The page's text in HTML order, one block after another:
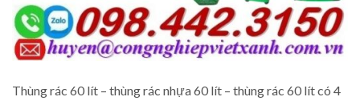
Thùng rác 60 lít – thùng rác nhựa 60 lít – thùng rác 60 lít có 4